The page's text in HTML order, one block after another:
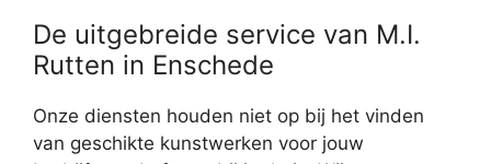
De uitgebreide service van M.I.
Rutten in Enschede
Onze diensten houden niet op bij het vinden
van geschikte kunstwerken voor jouw